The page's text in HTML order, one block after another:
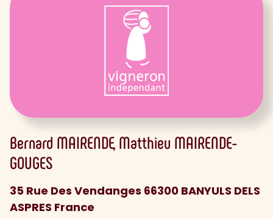
Bernard MAIRENDE Matthieu MAIRENDE-
GOUGES
35 Rue Des Vendanges 66300 BANYULS DELS
ASPRES France